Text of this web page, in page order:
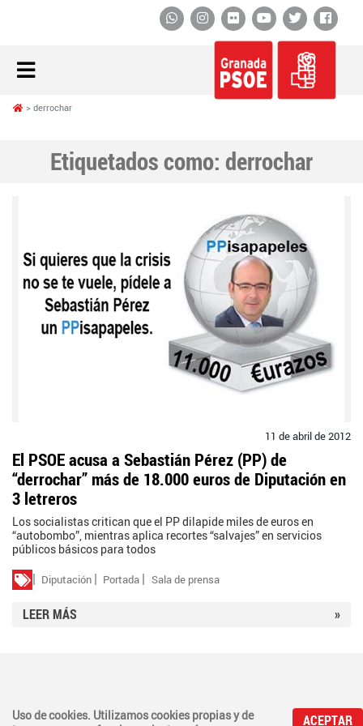
Twitter
YouTube
Flickr
Instagram
Whatsapp
derrochar
Etiquetados como: derrochar
11 de abril de 2012
El PSOE acusa a Sebastián Pérez (PP) de
“derrochar” más de 18.000 euros de Diputación en
3 letreros
Los socialistas critican que el PP dilapide miles de euros en
“autobombo”, mientras aplica recortes “salvajes” en servicios
públicos básicos para todos
Diputación Portada Sala de prensa
LEER MÁS »
00 00.
Uso de cookies. Utilizamos cookies propias y de
ACEPTAR